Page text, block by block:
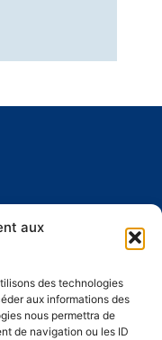
aux
des technologies
aux informations des
nous permettra de
de navigation ou les ID